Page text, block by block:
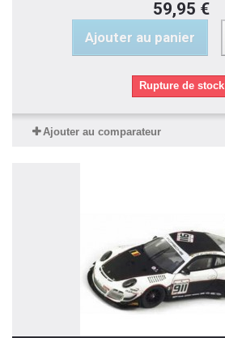
59,95 €
Ajouter au panier
Rupture de stock
Ajouter au comparateur